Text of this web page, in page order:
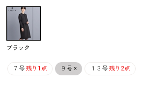
ブラック
７号 残り1点 ９号 × １３号 残り2点